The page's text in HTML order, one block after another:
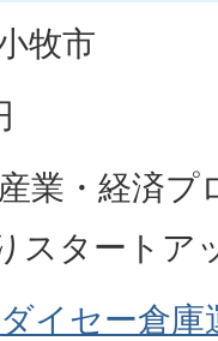
牧市
業・経済
スタートア
ダイセー倉庫